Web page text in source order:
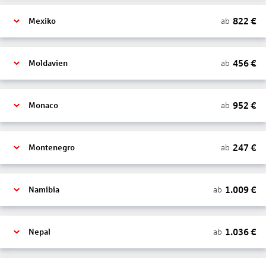
Mexiko ab 822 €
Moldavien ab 456€
Monaco ab 952 €
Montenegro ab 247 €
Namibia ab 1.009€
Nepal ab 1.036€